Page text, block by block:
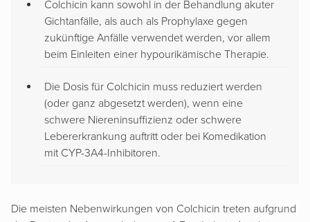
Colchicin kann sowohl in der Behandlung akuter
Gichtanfälle, als auch als Prophylaxe gegen
zukünftige Anfälle verwendet werden, vor allem
beim Einleiten einer hypourikämische Therapie.
Die Dosis für Colchicin muss reduziert werden
(oder ganz abgesetzt werden), wenn eine
schwere Niereninsuffizienz oder schwere
Lebererkrankung auftritt oder bei Komedikation
mit CYP-3A4-Inhibitoren.
Die meisten Nebenwirkungen von Colchicin treten aufgrund